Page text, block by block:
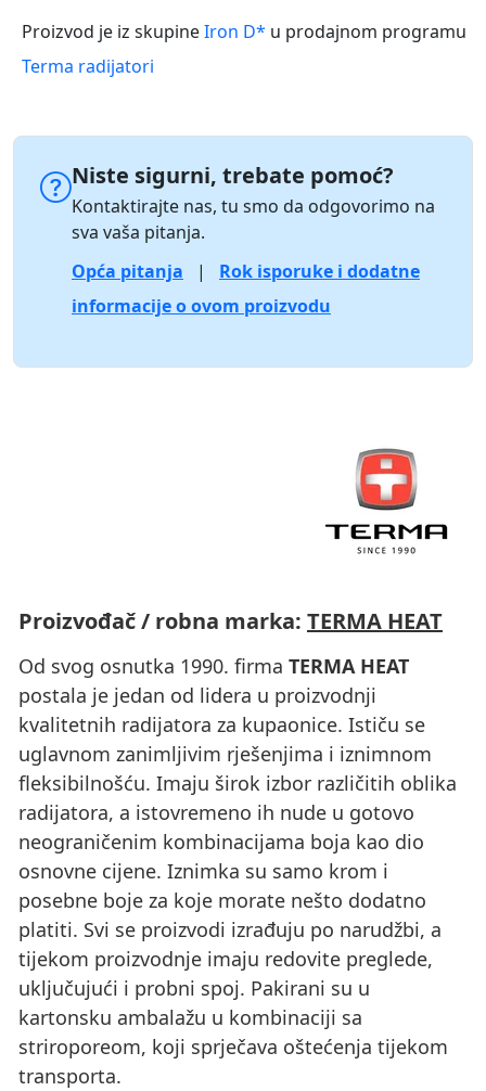
Proizvod je iz skupineIron D* u prodajnom programu
Terma radijatori
Niste sigurni, trebate pomoć?
Kontaktirajte nas, tu smo da odgovorimo na
sva vaša pitanja.
Opća pitanja
|
Rok isporuke i dodatne
informacije o ovom proizvodu
Proizvođač / robna marka: TERMA HEAT
Od svog osnutka 1990. firma TERMA HEAT
postala je jedan od lidera u proizvodnji
kvalitetnih radijatora za kupaonice. Ističu se
uglavnom zanimljivim rješenjima i iznimnom
fleksibilnošću. Imaju širok izbor različitih oblika
radijatora, a istovremeno ih nude u gotovo
neograničenim kombinacijama boja kao dio
osnovne cijene. Iznimka su samo krom i
posebne boje za koje morate nešto dodatno
platiti. Svi se proizvodi izrađuju po narudžbi, a
tijekom proizvodnje imaju redovite preglede,
uključujući i probni spoj. Pakirani su u
kartonsku ambalažu u kombinaciji sa
striroporeom, koji sprječava oštećenja tijekom
transporta.